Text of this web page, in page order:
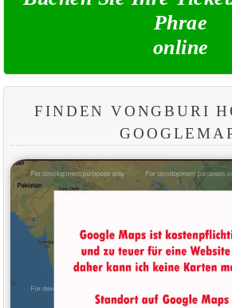
Phrae
online
FINDEN VONGBURI